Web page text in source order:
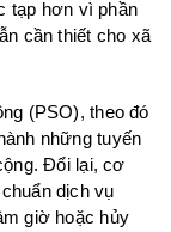
tạp hơn vì phần
cần thiết cho xã
(PSO), theo đó
những tuyến
Đổi lại, cơ
dịch vụ
giờ hoặc hủy